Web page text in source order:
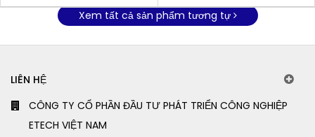
Xem tất cả sản phẩm tương tự
LIÊN HỆ
CÔNG TY CỔ PHẦN ĐẦU TƯ PHÁT TRIỂN CÔNG NGHIỆP
ETECH VIỆT NAM